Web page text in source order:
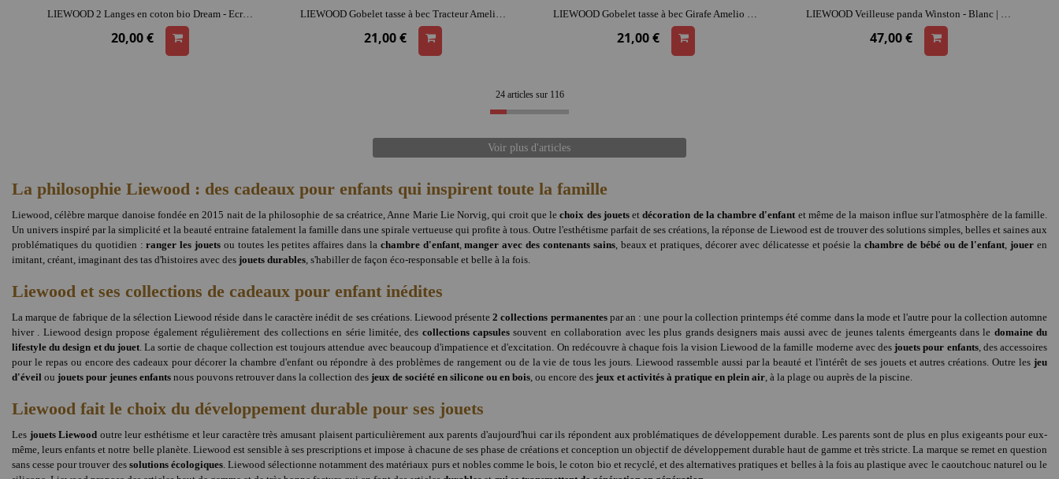
LIEWOOD 2 Langes en coton bio Dream - Ecru | coton | réutilisable
20,00 € 21,00 € 21,00 € 47,00 €
24 articles sur 116
Voir plus d'articles
La philosophie Liewood : des cadeaux pour enfants qui inspirent toute la famille
Liewood, célèbre marque danoise fondée en 2015 nait de la philosophie de sa créatrice, Anne Marie Lie Norvig, qui croit que le choix des jouetsetdécoration de la chambre d'enfant et même de la maison influe sur l'atmosphère de la famille.
Un univers inspiré par la simplicité et la beauté entraine fatalement la famille dans une spirale vertueuse qui profite à tous. Outre l'esthétisme parfait de ses créations, la réponse de Liewood est de trouver des solutions simples, belles et saines aux
problématiques du quotidien : ranger les jouets ou toutes les petites affaires dans la chambre d'enfant,manger avec des contenants sains, beaux et pratiques, décorer avec délicatesse et poésie lachambre de bébé ou de l'enfant ,jouer en
imitant, créant, imaginant des tas d'histoires avec des jouets durables , s'habiller de façon éco-responsable et belle à la fois.
Liewood et ses collections de cadeaux pour enfant inédites
La marque de fabrique de la sélection Liewood réside dans le caractère inédit de ses créations. Liewood présente 2 collections permanentespar an : une pour la collection printemps été comme dans la mode et l'autre pour la collection automne
hiver . Liewood design propose également régulièrement des collections en série limitée, des collections capsules souvent en collaboration avec les plus grands designers mais aussi avec de jeunes talents émergeants dans le domaine du
lifestyle du design et du jouet. La sortie de chaque collection est toujours attendue avec beaucoup d'impatience et d'excitation. On redécouvre à chaque fois la vision Liewood de la famille moderne avec des jouets pour enfants, des accessoires
pour le repas ou encore des cadeaux pour décorer la chambre d'enfant ou répondre à des problèmes de rangement ou de la vie de tous les jours. Liewood rassemble aussi par la beauté et l'intérêt de ses jouets et autres créations. Outre les jeu
d'éveil ou jouets pour jeunes enfants nous pouvons retrouver dans la collection des jeux de société en silicone ou en bois , ou encore des jeux et activités à pratique en plein air , à la plage ou auprès de la piscine.
Liewood fait le choix du développement durable pour ses jouets
Les jouets Liewood outre leur esthétisme et leur caractère très amusant plaisent particulièrement aux parents d'aujourd'hui car ils répondent aux problématiques de développement durable. Les parents sont de plus en plus exigeants pour eux-
même, leurs enfants et notre belle planète. Liewood est sensible à ses prescriptions et impose à chacune de ses phase de créations et conception un objectif de développement durable haut de gamme et très stricte. La marque se remet en question
sans cesse pour trouver des solutions écologiques. Liewood sélectionne notamment des matériaux purs et nobles comme le bois, le coton bio et recyclé, et des alternatives pratiques et belles à la fois au plastique avec le caoutchouc naturel ou le